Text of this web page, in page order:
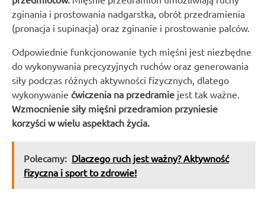
zginania i prostowania nadgarstka, obrót przedramienia
(pronacja i supinacja) oraz zginanie i prostowanie palców.
Odpowiednie funkcjonowanie tych mięśni jest niezbędne
do wykonywania precyzyjnych ruchów oraz generowania
siły podczas różnych aktywności fizycznych, dlatego
wykonywanie ćwiczenia na przedramie jest tak ważne.
Wzmocnienie siły mięśni przedramion przyniesie
korzyści w wielu aspektach życia.
Polecamy: Dlaczego ruch jest ważny? Aktywność
fizyczna i sport to zdrowie!